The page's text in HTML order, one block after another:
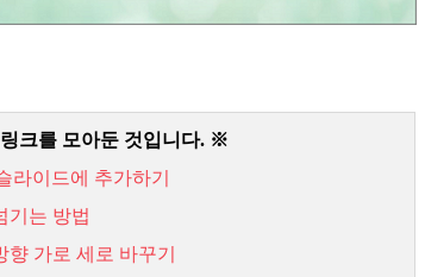
크를 모아둔 것입니다. ※
라이드에 추가하기
기는 방법
향 가로 세로 바꾸기